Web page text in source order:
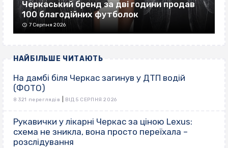
Черкаський бренд за дві години продав
100 благодійних футболок
7 Серпня 2026
НАЙБІЛЬШЕ ЧИТАЮТЬ
На дамбі біля Черкас загинув у ДТП водій
(ФОТО)
8 321 переглядів ВІД 5 СЕРПНЯ 2026
Рукавички у лікарні Черкас за ціною Lexus:
схема не зникла, вона просто переїхала –
розслідування